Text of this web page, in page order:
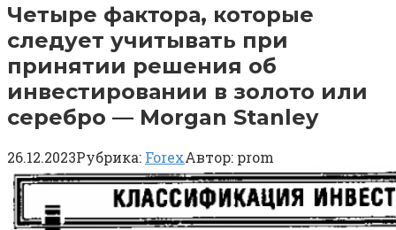
Четыре фактора, которые
следует учитывать при
принятии решения об
инвестировании в золото или
серебро — Morgan Stanley
26.12.2023Рубрика: ForexАвтор: prom